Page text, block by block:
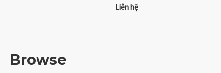
Browse
Liên hệ